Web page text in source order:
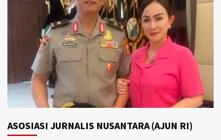
ASOSIASI JURNALIS NUSANTARA (AJUN RI)